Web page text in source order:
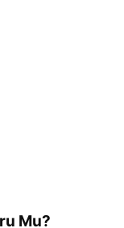
Mu?